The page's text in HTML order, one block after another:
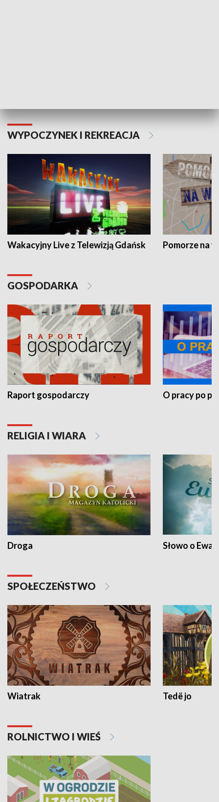
WYPOCZYNEK I REKREACJA
Wakacyjny Live z Telewizją Gdańsk Pomorze na
GOSPODARKA
Raport gospodarczy O pracy po
RELIGIA I WIARA
Droga Słowo o
SPOŁECZEŃSTWO
Wiatrak Tedë jo
ROLNICTWO I WIEŚ